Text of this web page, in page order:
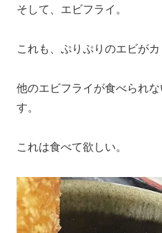
そして、エビフライ。
これも、ぷりぷりのエビが
他のエビフライが食べられ
す。
これは食べて欲しい。